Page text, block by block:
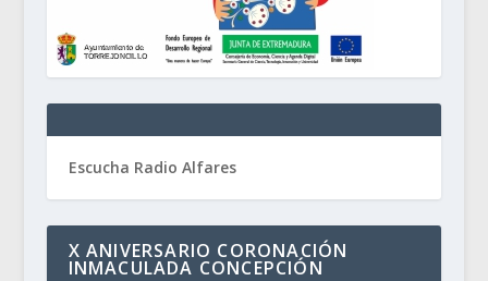
Escucha Radio Alfares
X ANIVERSARIO CORONACIÓN
INMACULADA CONCEPCIÓN